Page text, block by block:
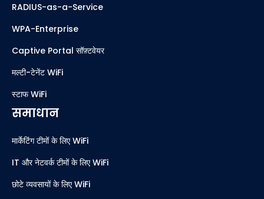
RADIUS-as-a-Service
WPA-Enterprise
Captive Portal सॉफ़्टवेयर
मल्टी-टेनेंट WiFi
स्टाफ WiFi
समाधान
मार्केटिंग टीमों के लिए WiFi
IT और नेटवर्क टीमों के लिए WiFi
छोटे व्यवसायों के लिए WiFi